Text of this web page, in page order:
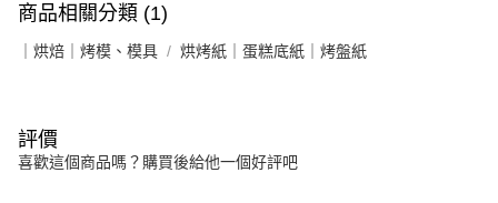
商品相關分類 (1)
｜烘焙｜烤模、模具 烘烤紙｜蛋糕底紙｜烤盤紙
評價
喜歡這個商品嗎？購買後給他一個好評吧